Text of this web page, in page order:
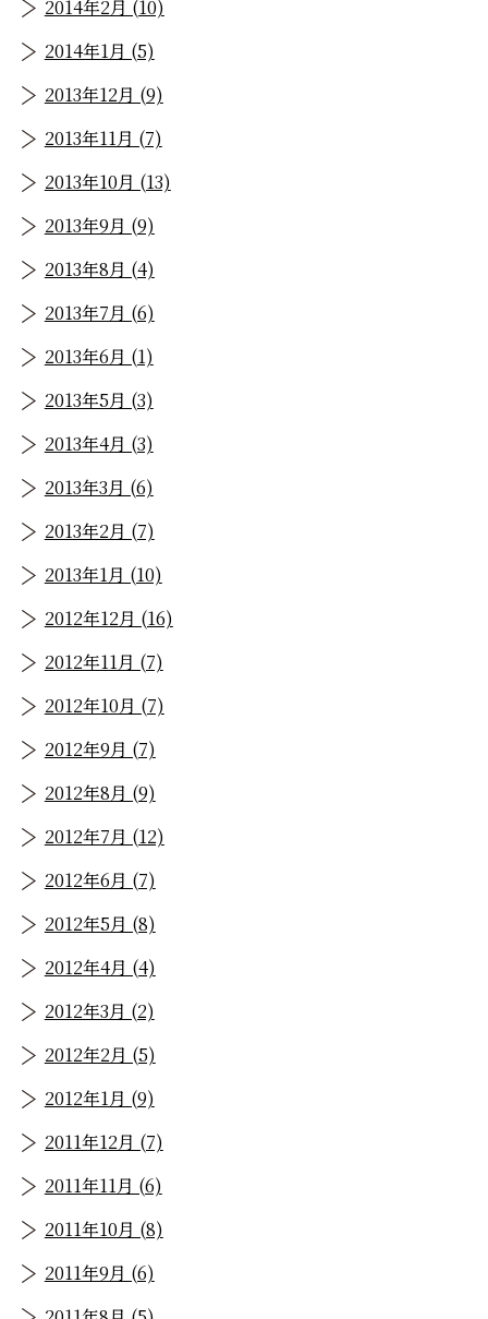
2014年2月 (10)
2014年1月 (5)
2013年12月 (9)
2013年11月 (7)
2013年10月 (13)
2013年9月 (9)
2013年8月 (4)
2013年7月 (6)
2013年6月 (1)
2013年5月 (3)
2013年4月 (3)
2013年3月 (6)
2013年2月 (7)
2013年1月 (10)
2012年12月 (16)
2012年11月 (7)
2012年10月 (7)
2012年9月 (7)
2012年8月 (9)
2012年7月 (12)
2012年6月 (7)
2012年5月 (8)
2012年4月 (4)
2012年3月 (2)
2012年2月 (5)
2012年1月 (9)
2011年12月 (7)
2011年11月 (6)
2011年10月 (8)
2011年9月 (6)